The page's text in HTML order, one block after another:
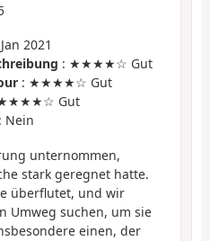
2021
: ★★★★☆ Gut
: ★★★★☆ Gut
Gut
: Nein
unternommen,
stark geregnet hatte.
überflutet, und wir
Umweg suchen, um sie
einen, der